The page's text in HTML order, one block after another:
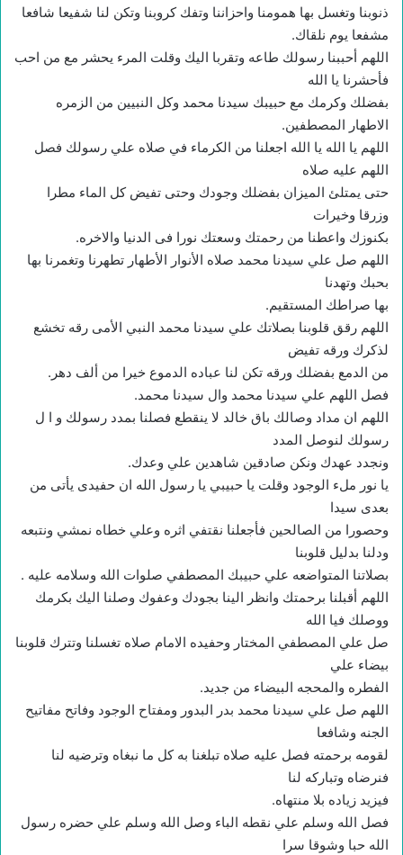
ذنوبنا وتغسل بها همومنا واحزاننا وتفك كروبنا وتكن لنا شفيعا شافعا
مشفعا يوم نلقاك.
اللهم أحببنا رسولك طاعه وتقربا اليك وقلت المرء يحشر مع من احب
فأحشرنا يا الله
بفضلك وكرمك مع حبيبك سيدنا محمد وكل النبيين من الزمره
الاطهار المصطفين.
اللهم يا الله يا الله اجعلنا من الكرماء في صلاه علي رسولك فصل
اللهم عليه صلاه
حتى يمتلئ الميزان بفضلك وجودك وحتى تفيض كل الماء مطرا
وزرقا وخيرات
بكنوزك واعطنا من رحمتك وسعتك نورا فى الدنيا والاخره.
اللهم صل علي سيدنا محمد صلاه الأنوار الأطهار تطهرنا وتغمرنا بها
بحبك وتهدنا
بها صراطك المستقيم.
اللهم رقق قلوبنا بصلاتك علي سيدنا محمد النبي الأمى رقه تخشع
لذكرك ورقه تفيض
من الدمع بفضلك ورقه تكن لنا عباده الدموع خيرا من ألف دهر.
فصل اللهم علي سيدنا محمد وال سيدنا محمد.
اللهم ان مداد وصالك باق خالد لا ينقطع فصلنا بمدد رسولك و ا ل
رسولك لنوصل المدد
ونجدد عهدك ونكن صادقين شاهدين علي وعدك.
يا نور ملء الوجود وقلت يا حبيبي يا رسول الله ان حفيدى يأتى من
بعدى سيدا
وحصورا من الصالحين فأجعلنا نقتفي اثره وعلي خطاه نمشي ونتبعه
ودلنا بدليل قلوبنا
بصلاتنا المتواضعه علي حبيبك المصطفي صلوات الله وسلامه عليه .
اللهم أقبلنا برحمتك وانظر الينا بجودك وعفوك وصلنا اليك بكرمك
ووصلك فيا الله
صل علي المصطفي المختار وحفيده الامام صلاه تغسلنا وتترك قلوبنا
بيضاء علي
الفطره والمحجه البيضاء من جديد.
اللهم صل علي سيدنا محمد بدر البدور ومفتاح الوجود وفاتح مفاتيح
الجنه وشافعا
لقومه برحمته فصل عليه صلاه تبلغنا به كل ما نبغاه وترضيه لنا
فنرضاه وتباركه لنا
فيزيد زياده بلا منتهاه.
فصل الله وسلم علي نقطه الباء وصل الله وسلم علي حضره رسول
الله حبا وشوقا سرا